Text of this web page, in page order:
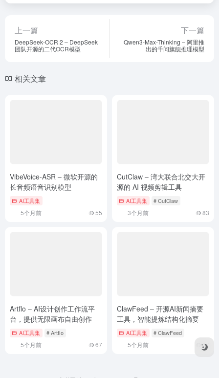
上一篇
DeepSeek-OCR 2 – DeepSeek
团队开源的二代OCR模型
下一篇
Qwen3-Max-Thinking – 阿里推
出的千问旗舰推理模型
相关文章
VibeVoice-ASR – 微软开源的
长音频语音识别模型
AI工具集
5个月前 55
CutClaw – 湾大联合北交大开
源的 AI 视频剪辑工具
AI工具集 # CutClaw
3个月前 83
Artflo – AI设计创作工作流平
台，提供无限画布自由创作
AI工具集 # Artflo
5个月前 67
ClawFeed – 开源AI新闻摘要
工具，智能提炼结构化摘要
AI工具集 # ClawFeed
5个月前 67